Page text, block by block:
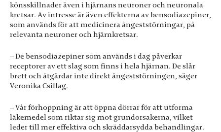
könsskillnader även i hjärnans neuroner och neuronala
kretsar. Av intresse är även effekterna av bensodiazepiner,
som används för att medicinera ångeststörningar, på
relevanta neuroner och hjärnkretsar.
– De bensodiazepiner som används i dag påverkar
receptorer av ett slag som finns i hela hjärnan. De slår
brett och åtgärdar inte direkt ångeststörningen, säger
Veronika Csillag.
– Vår förhoppning är att öppna dörrar för att utforma
läkemedel som riktar sig mot grundorsakerna, vilket
leder till mer effektiva och skräddarsydda behandlingar.
Statistik
För att vi ska
förbättra
hemsidans
funktionalitet
hemsidan
används.